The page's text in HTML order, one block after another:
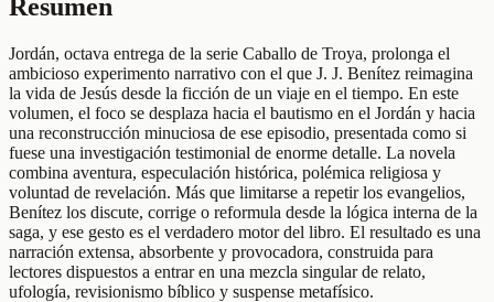
Resumen
Jordán, octava entrega de la serie Caballo de Troya, prolonga el
ambicioso experimento narrativo con el que J. J. Benítez reimagina
la vida de Jesús desde la ficción de un viaje en el tiempo. En este
volumen, el foco se desplaza hacia el bautismo en el Jordán y hacia
una reconstrucción minuciosa de ese episodio, presentada como si
fuese una investigación testimonial de enorme detalle. La novela
combina aventura, especulación histórica, polémica religiosa y
voluntad de revelación. Más que limitarse a repetir los evangelios,
Benítez los discute, corrige o reformula desde la lógica interna de la
saga, y ese gesto es el verdadero motor del libro. El resultado es una
narración extensa, absorbente y provocadora, construida para
lectores dispuestos a entrar en una mezcla singular de relato,
ufología, revisionismo bíblico y suspense metafísico.